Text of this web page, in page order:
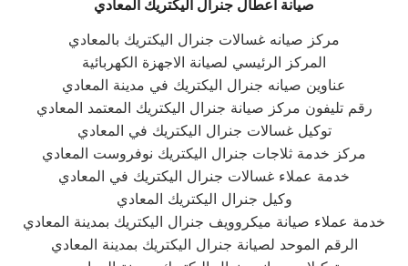
صيانة اعطال جنرال اليكتريك المعادي
مركز صيانه غسالات جنرال اليكتريك بالمعادي
المركز الرئيسي لصيانة الاجهزة الكهربائية
عناوين صيانه جنرال اليكتريك في مدينة المعادي
رقم تليفون مركز صيانة جنرال اليكتريك المعتمد المعادي
توكيل غسالات جنرال اليكتريك في المعادي
مركز خدمة ثلاجات جنرال اليكتريك نوفروست المعادي
خدمة عملاء غسالات جنرال اليكتريك في المعادي
وكيل جنرال اليكتريك المعادي
خدمة عملاء صيانة ميكروويف جنرال اليكتريك بمدينة المعادي
الرقم الموحد لصيانة جنرال اليكتريك بمدينة المعادي